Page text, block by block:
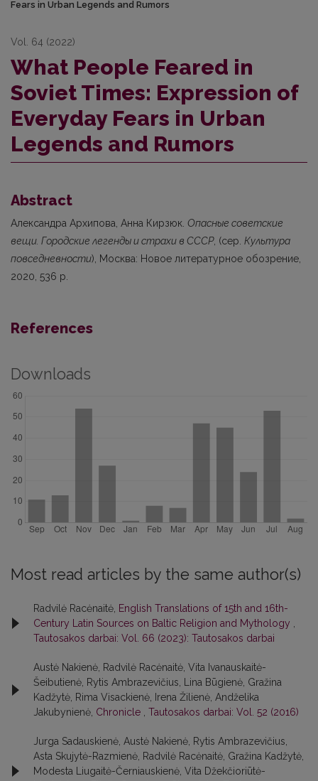
Fears in Urban Legends and Rumors
Vol. 64 (2022)
What People Feared in
Soviet Times: Expression of
Everyday Fears in Urban
Legends and Rumors
Abstract
Александра Архипова, Анна Кирзюк. Опасные советские
вещи. Городские легенды и страхи в СССР, (сер. Культура
повседневности), Москва: Новое литературное обозрение,
2020, 536 p.
References
Downloads
Most read articles by the same author(s)
Radvilė Racėnaitė, English Translations of 15th and 16th-
Century Latin Sources on Baltic Religion and Mythology
Tautosakos darbai: Vol. 66 (2023): Tautosakos darbai
Austė Nakienė, Radvilė Racėnaitė, Vita Ivanauskaitė-
Šeibutienė, Rytis Ambrazevičius, Lina Būgienė, Gražina
Kadžytė, Rima Visackienė, Irena Žilienė, Andželika
Jakubynienė, Chronicle Tautosakos darbai: Vol. 52 (2016)
Jurga Sadauskienė, Austė Nakienė, Rytis Ambrazevičius,
Asta Skujytė-Razmienė, Radvilė Racėnaitė, Gražina Kadžytė,
Modesta Liugaitė-Černiauskienė, Vita Džekčioriūtė-